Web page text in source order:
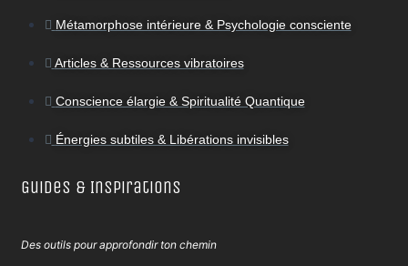
Métamorphose intérieure & Psychologie consciente
Articles & Ressources vibratoires
Conscience élargie & Spiritualité Quantique
Énergies subtiles & Libérations invisibles
Guides & Inspirations
Des outils pour approfondir ton chemin